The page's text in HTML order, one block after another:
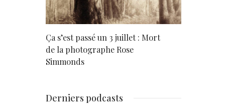
Ça s’est passé un 3 juillet : Mort
de la photographe Rose
Simmonds
Derniers podcasts